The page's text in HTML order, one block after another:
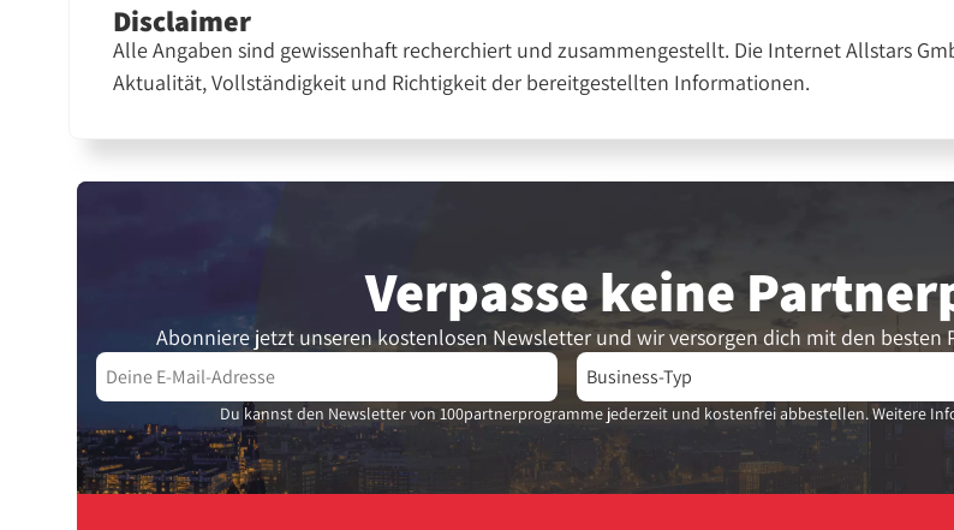
Disclaimer
Alle Angaben sind gewissenhaft recherchiert und zusammengestellt. Die Internet Allstars
Aktualität, Vollständigkeit und Richtigkeit der bereitgestellten Informationen.
Verpasse keine
Abonniere jetzt unseren kostenlosen Newsletter und wir versorgen dich mit den
Du kannst den Newsletter von 100partnerprogramme jederzeit und kostenfrei abbestellen. Weitere